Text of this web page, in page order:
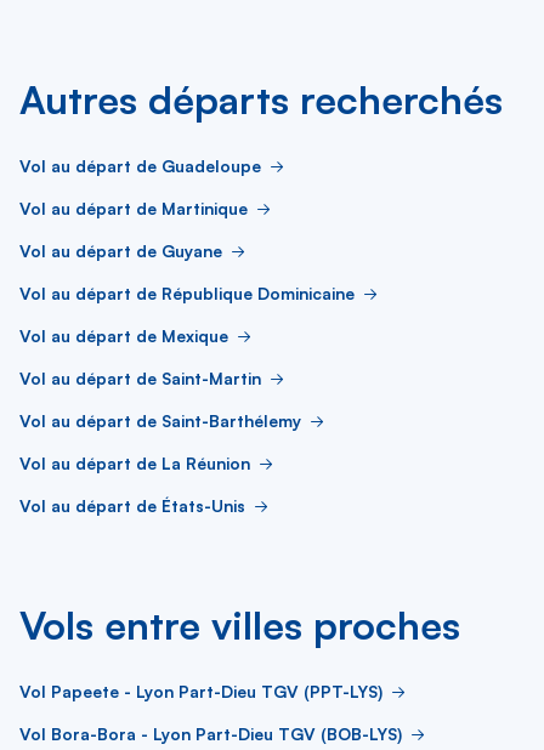
Autres départs recherchés
Vol au départ de Guadeloupe
Vol au départ de Martinique
Vol au départ de Guyane
Vol au départ de République Dominicaine
Vol au départ de Mexique
Vol au départ de Saint-Martin
Vol au départ de Saint-Barthélemy
Vol au départ de La Réunion
Vol au départ de États-Unis
Vols entre villes proches
Vol Papeete - Lyon Part-Dieu TGV (PPT-LYS)
Vol Bora-Bora - Lyon Part-Dieu TGV (BOB-LYS)